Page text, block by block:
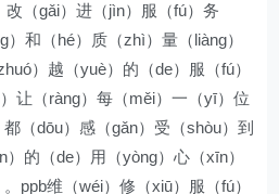
改（gǎi）进（jìn）服（fú）务
）和（hé）质（zhì）量（liàng）
）越（yuè）的（de）服（fú）
让（ràng）每（měi）一（yī）位
都（dōu）感（gǎn）受（shòu）到
）的（de）用（yòng）心（xīn）
ppb维（wéi）修（xiū）服（fú）